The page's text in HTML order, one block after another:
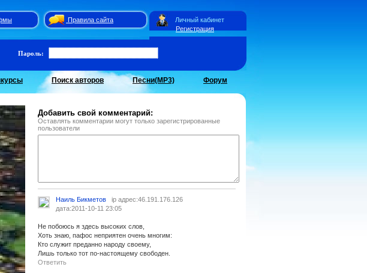
Правила сайта
Регистрация
Личный кабинет
Пароль:
Поиск авторов Песни(MP3) Форум
Добавить свой комментарий:
Оставлять комментарии могут только зарегистрированные
пользователи
Наиль Бикметов
ip адрес:46.191.176.126
дата:2011-10-11 23:05
Не побоюсь я здесь высоких слов,
Хоть знаю, пафос неприятен очень многим:
Кто служит преданно народу своему,
Лишь только тот по-настоящему свободен.
Ответить